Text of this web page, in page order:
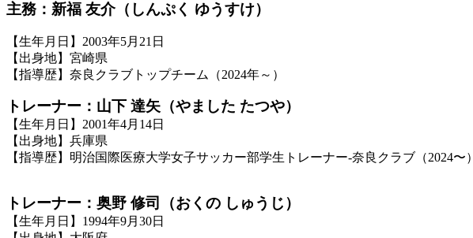
主務：新福 友介（しんぷく ゆうすけ）
【生年月日】2003年5月21日
【出身地】宮崎県
【指導歴】奈良クラブトップチーム（2024年～）
トレーナー：山下 達矢（やました たつや）
【生年月日】2001年4月14日
【出身地】兵庫県
【指導歴】明治国際医療大学女子サッカー部学生トレーナー-奈良クラブ（2024〜）
トレーナー：奥野 修司（おくの しゅうじ）
【生年月日】1994年9月30日